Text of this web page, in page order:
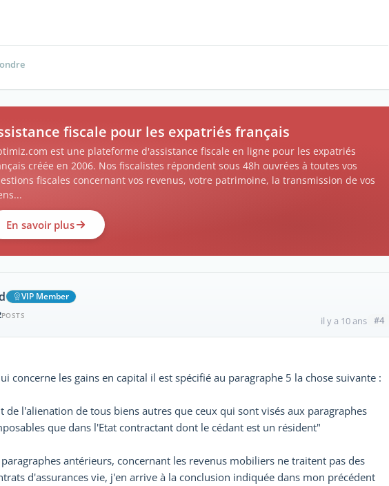
fiscale pour les expatriés français
est une plateforme d'assistance fiscale en ligne pour les expatriés
créée en 2006. Nos fiscalistes répondent sous 48h ouvrées à toutes vos
fiscales concernant vos revenus, votre patrimoine, la transmission de vos
En savoir plus
VIP Member
POSTS il y a 10 ans #4
concerne les gains en capital il est spécifié au paragraphe 5 la chose suivante :
de l'alienation de tous biens autres que ceux qui sont visés aux paragraphes
que dans l'Etat contractant dont le cédant est un résident"
antérieurs, concernant les revenus mobiliers ne traitent pas des
d'assurances vie, j'en arrive à la conclusion indiquée dans mon précédent